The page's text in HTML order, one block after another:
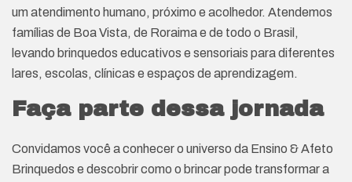
um atendimento humano, próximo e acolhedor. Atendemos
famílias de Boa Vista, de Roraima e de todo o Brasil,
levando brinquedos educativos e sensoriais para diferentes
lares, escolas, clínicas e espaços de aprendizagem.
Faça parte dessa jornada
Convidamos você a conhecer o universo da Ensino & Afeto
Brinquedos e descobrir como o brincar pode transformar a